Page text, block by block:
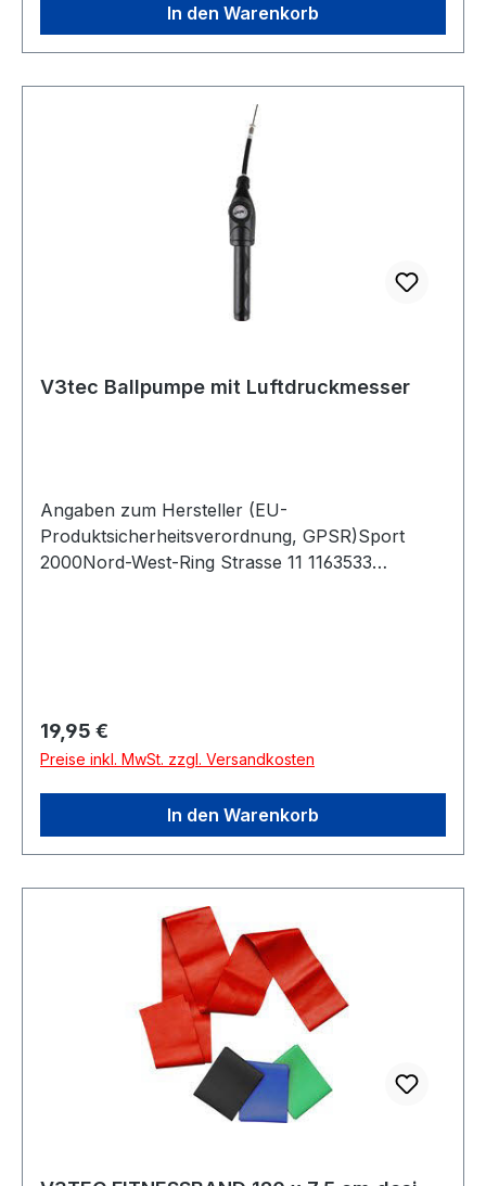
In den Warenkorb
V3tec Ballpumpe mit Luftdruckmesser
Angaben zum Hersteller (EU-
Produktsicherheitsverordnung, GPSR)Sport
2000Nord-West-Ring Strasse 11 1163533
Regulärer Preis:
19,95 €
Preise inkl. MwSt. zzgl. Versandkosten
In den Warenkorb